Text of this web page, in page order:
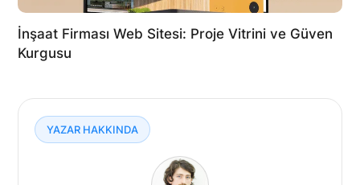
İnşaat Firması Web Sitesi: Proje Vitrini ve Güven
Kurgusu
YAZAR HAKKINDA